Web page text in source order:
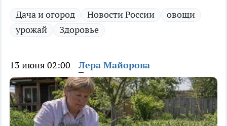
Дача и огород Новости России
овощи
урожай
Здоровье
13 июня 02:00 Лера Майорова